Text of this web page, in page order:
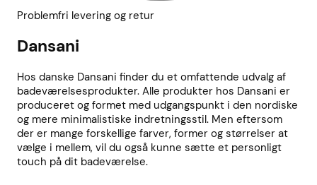
Problemfri levering og retur
Dansani
Hos danske Dansani finder du et omfattende udvalg af
badeværelsesprodukter. Alle produkter hos Dansani er
produceret og formet med udgangspunkt i den nordiske
og mere minimalistiske indretningsstil. Men eftersom
der er mange forskellige farver, former og størrelser at
vælge i mellem, vil du også kunne sætte et personligt
touch på dit badeværelse.